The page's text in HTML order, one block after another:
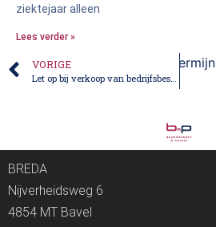
ziektejaar alleen
Lees verder »
VORIGE
Let op bij verkoop van bedrijfsbestelauto
wijst op
BREDA
Nijverheidsweg 6
4854 MT Bavel